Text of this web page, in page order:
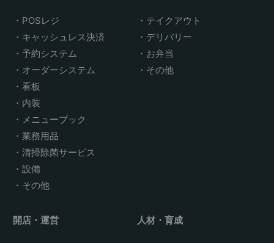
POSレジ
キャッシュレス決済
予約システム
オーダーシステム
看板
内装
メニューブック
業務用品
清掃除菌サービス
設備
その他
テイクアウト
デリバリー
お弁当
その他
開店・運営 人材・育成